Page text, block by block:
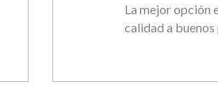
La mejor opción
calidad a